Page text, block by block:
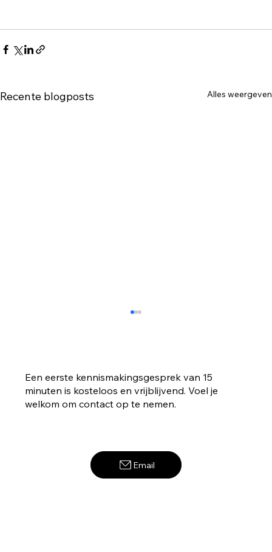
Recente blogposts Alles weergeven
Stop met bang zijn voor de toekomst!
Het onbekende omarmen.
Een eerste kennismakingsgesprek van 15
minuten is kosteloos en vrijblijvend. Voel je
welkom om contact op te nemen.
Email